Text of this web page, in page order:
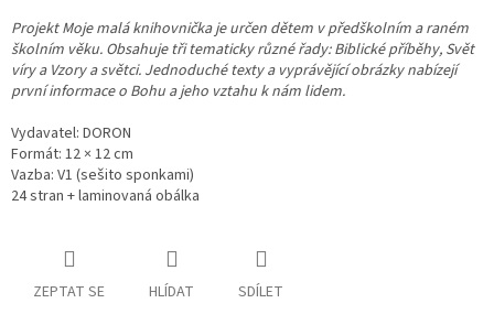
Projekt Moje malá knihovnička je určen dětem v předškolním a raném
školním věku. Obsahuje tři tematicky různé řady: Biblické příběhy, Svět
víry a Vzory a světci. Jednoduché texty a vyprávějící obrázky nabízejí
první informace o Bohu a jeho vztahu k nám lidem.
Vydavatel: DORON
Formát: 12 × 12 cm
Vazba: V1 (sešito sponkami)
24 stran + laminovaná obálka
ZEPTAT SE HLÍDAT SDÍLET